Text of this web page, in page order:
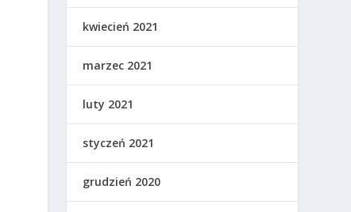
kwiecień 2021
marzec 2021
luty 2021
styczeń 2021
grudzień 2020